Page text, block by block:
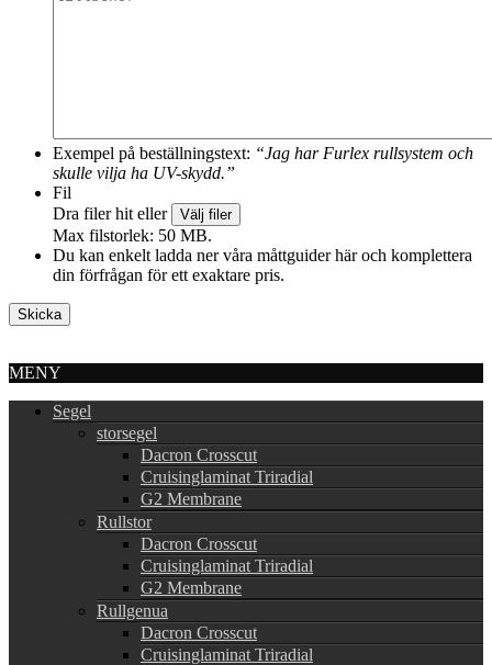
Exempel på beställningstext: “Jag har Furlex rullsystem och
skulle vilja ha UV-skydd.”
Fil
Dra filer hit eller
Välj filer
Max filstorlek: 50 MB.
Du kan enkelt ladda ner våra måttguider här och komplettera
din förfrågan för ett exaktare pris.
MENY
Segel
storsegel
Dacron Crosscut
Cruisinglaminat Triradial
G2 Membrane
Rullstor
Dacron Crosscut
Cruisinglaminat Triradial
G2 Membrane
Rullgenua
Dacron Crosscut
Cruisinglaminat Triradial